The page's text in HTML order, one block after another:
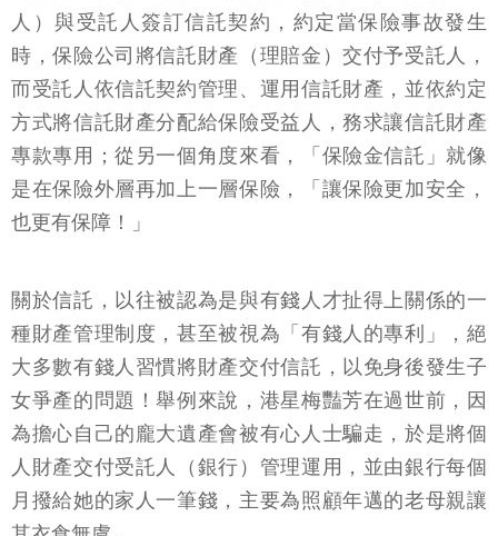
人）與受託人簽訂信託契約，約定當保險事故發生
時，保險公司將信託財產（理賠金）交付予受託人，
而受託人依信託契約管理、運用信託財產，並依約定
方式將信託財產分配給保險受益人，務求讓信託財產
專款專用；從另一個角度來看，「保險金信託」就像
是在保險外層再加上一層保險，「讓保險更加安全，
也更有保障！」
關於信託，以往被認為是與有錢人才扯得上關係的一
種財產管理制度，甚至被視為「有錢人的專利」，絕
大多數有錢人習慣將財產交付信託，以免身後發生子
女爭產的問題！舉例來說，港星梅豔芳在過世前，因
為擔心自己的龐大遺產會被有心人士騙走，於是將個
人財產交付受託人（銀行）管理運用，並由銀行每個
月撥給她的家人一筆錢，主要為照顧年邁的老母親讓